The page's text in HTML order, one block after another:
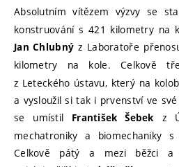
Absolutním vítězem výzvy se
konstruování s 421 kilometry na
Jan Chlubný z Laboratoře
kilometry na kole. Celkově
z Leteckého ústavu, který na
a vysloužil si tak i prvenství ve
se umístil František Šebek z
mechatroniky a biomechaniky
Celkově pátý a mezi běžci a